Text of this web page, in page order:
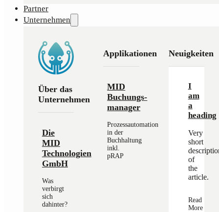
Partner
Unternehmen
Über das
Unternehmen
Die
MID
Technologien
GmbH
Was
verbirgt
sich
dahinter?
Applikationen
MID
Buchungs­
manager
Prozessautomation
in der
Buchhaltung
inkl.
pRAP
Neuigkeiten
I
am
a
heading
Very
short
of
the
article.
Read
More